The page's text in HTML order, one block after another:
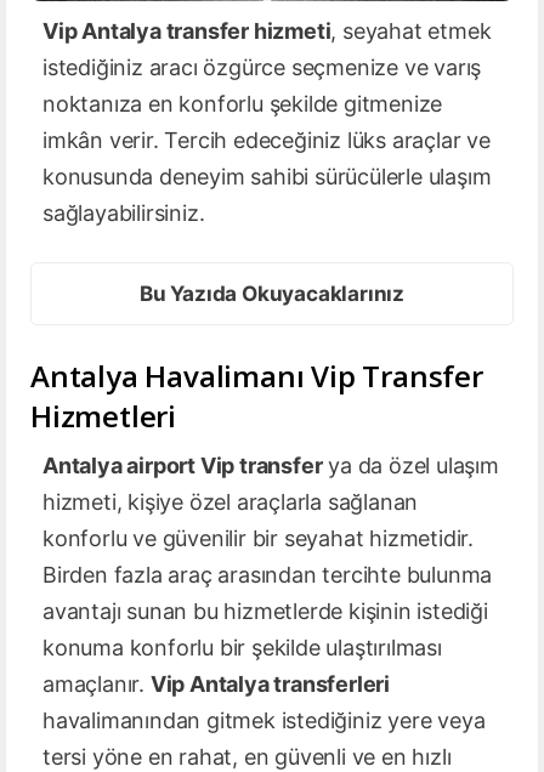
Vip Antalya transfer hizmeti, seyahat etmek
istediğiniz aracı özgürce seçmenize ve varış
noktanıza en konforlu şekilde gitmenize
imkân verir. Tercih edeceğiniz lüks araçlar ve
konusunda deneyim sahibi sürücülerle ulaşım
sağlayabilirsiniz.
Bu Yazıda Okuyacaklarınız
Antalya Havalimanı Vip Transfer
Hizmetleri
Antalya airport Vip transferya da özel ulaşım
hizmeti, kişiye özel araçlarla sağlanan
konforlu ve güvenilir bir seyahat hizmetidir.
Birden fazla araç arasından tercihte bulunma
avantajı sunan bu hizmetlerde kişinin istediği
konuma konforlu bir şekilde ulaştırılması
amaçlanır. Vip Antalya transferleri
havalimanından gitmek istediğiniz yere veya
tersi yöne en rahat, en güvenli ve en hızlı